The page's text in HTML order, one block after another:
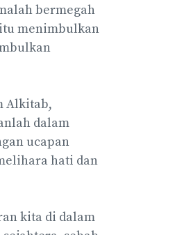
bermegah
menimbulkan
dalam
ucapan
hati dan
kita di dalam